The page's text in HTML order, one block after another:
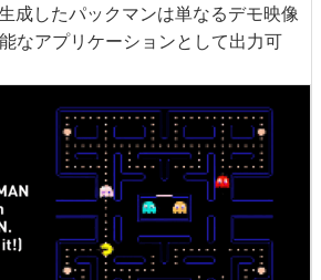
成したパックマンは単なるデモ映像
なアプリケーションとして出力可